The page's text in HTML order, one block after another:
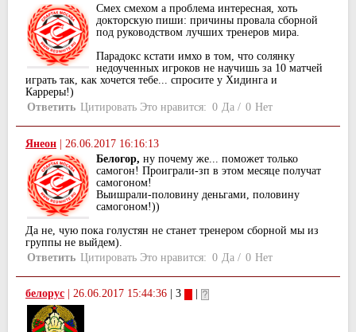
Смех смехом а проблема интересная, хоть
докторскую пиши: причины провала сборной
под руководством лучших тренеров мира.
Парадокс кстати имхо в том, что солянку
недоученных игроков не научишь за 10 матчей
играть так, как хочется тебе... спросите у Хидинга и
Карреры!)
Ответить Цитировать Это нравится: 0 Да / 0 Нет
Янеон | 26.06.2017 16:16:13
Белогор, ну почему же... поможет только
самогон! Проиграли-зп в этом месяце получат
самогоном!
Выишрали-половину деньгами, половину
самогоном!))
Да не, чую пока голустян не станет тренером сборной мы из
группы не выйдем).
Ответить Цитировать Это нравится: 0 Да / 0 Нет
белорус 26.06.2017 15:44:36 | 3